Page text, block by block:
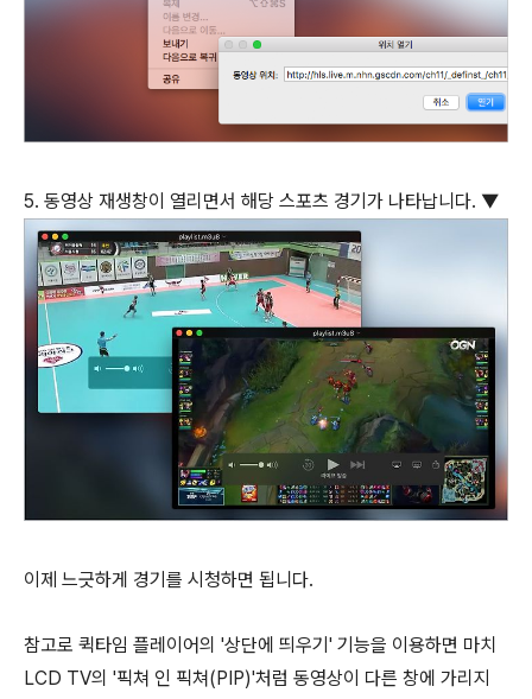
5. 동영상 재생창이 열리면서 해당 스포츠 경기가 나타납니다. ▼
이제 느긋하게 경기를 시청하면 됩니다.
참고로 퀵타임 플레이어의 '상단에 띄우기' 기능을 이용하면 마치
LCD TV의 '픽쳐 인 픽쳐(PIP)'처럼 동영상이 다른 창에 가리지